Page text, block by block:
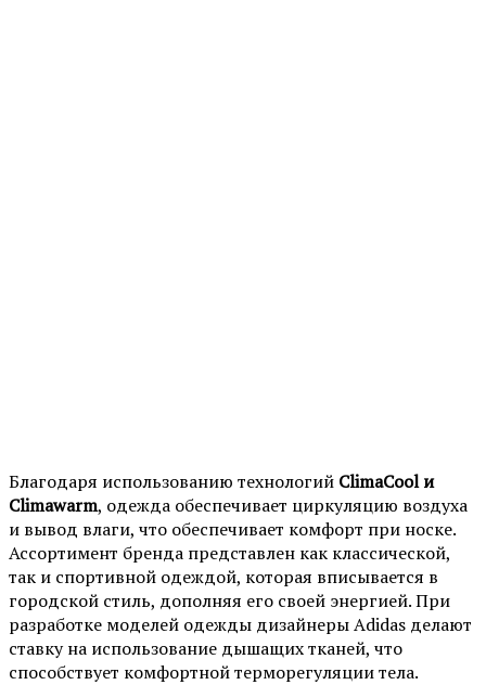
Благодаря использованию технологий ClimaCool и
Climawarm, одежда обеспечивает циркуляцию воздуха
и вывод влаги, что обеспечивает комфорт при носке.
Ассортимент бренда представлен как классической,
так и спортивной одеждой, которая вписывается в
городской стиль, дополняя его своей энергией. При
разработке моделей одежды дизайнеры Adidas делают
ставку на использование дышащих тканей, что
способствует комфортной терморегуляции тела.